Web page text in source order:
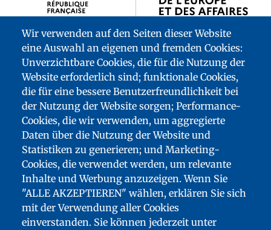
Wir verwenden auf den Seiten dieser Website
eine Auswahl an eigenen und fremden Cookies:
Unverzichtbare Cookies, die für die Nutzung der
Website erforderlich sind; funktionale Cookies,
die für eine bessere Benutzerfreundlichkeit bei
der Nutzung der Website sorgen; Performance-
Cookies, die wir verwenden, um aggregierte
Daten über die Nutzung der Website und
Statistiken zu generieren; und Marketing-
Cookies, die verwendet werden, um relevante
Inhalte und Werbung anzuzeigen. Wenn Sie
"ALLE AKZEPTIEREN" wählen, erklären Sie sich
mit der Verwendung aller Cookies
einverstanden. Sie können jederzeit unter